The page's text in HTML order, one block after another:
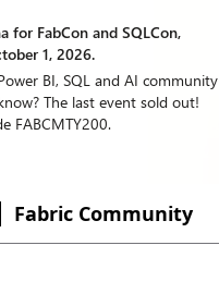
for FabCon and SQLCon,
1, 2026.
BI, SQL and AI community
The last event sold out!
FABCMTY200.
Fabric Community